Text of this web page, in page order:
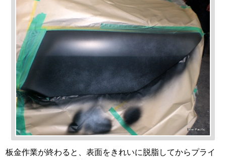
板金作業が終わると、表面をきれいに脱脂してからプライ